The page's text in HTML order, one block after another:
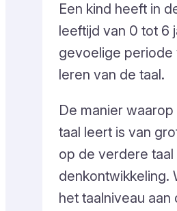
Een kind heeft in
leeftijd van 0 tot 6
gevoelige periode
leren van de taal.
De manier waarop
taal leert is van
op de verdere
denkontwikkeling.
het taalniveau aan